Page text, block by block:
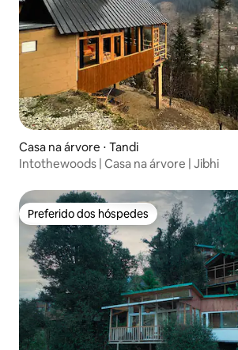
Casa na árvore ⋅ Tandi
Intothewoods | Casa na árvore | Jibhi
Preferido dos hóspedes
Preferido dos hóspedes